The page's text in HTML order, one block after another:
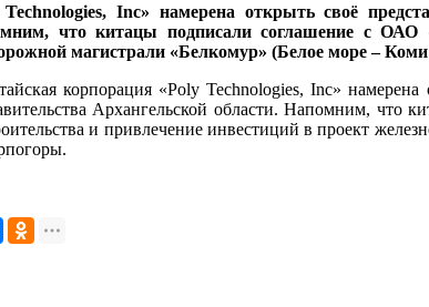
Inc» намерена открыть своё
что китацы подписали соглашение с ОАО
магистрали «Белкомур» (Белое море –
корпорация «Poly Technologies, Inc» намерена
Архангельской области.Напомним, что
и привлечение инвестиций в проект